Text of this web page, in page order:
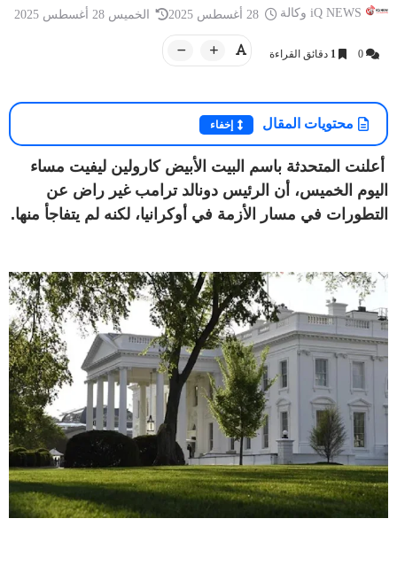
تميم البرغوثي على قاعة التشريفات في
العراق.. توجيه
iQ NEWS وكالة الخميس 28 أغسطس 2025
0
1 دقائق القراءة
محتويات المقال إخفاء
أعلنت المتحدثة باسم البيت الأبيض كارولين ليفيت مساء
اليوم الخميس، أن الرئيس دونالد ترامب غير راض عن
التطورات في مسار الأزمة في أوكرانيا، لكنه لم يتفاجأ منها.